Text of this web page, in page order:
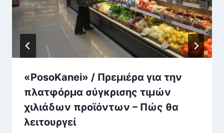
«PosoKanei» / Πρεμιέρα για την
πλατφόρμα σύγκρισης τιμών
χιλιάδων προϊόντων – Πώς θα
λειτουργεί